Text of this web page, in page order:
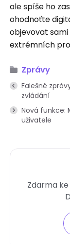
ale spíše ho
ohodnoťte
objevovat
extrémních
Zprávy
Falešné
zvládání
Nová funkce:
uživatele
Zdarma